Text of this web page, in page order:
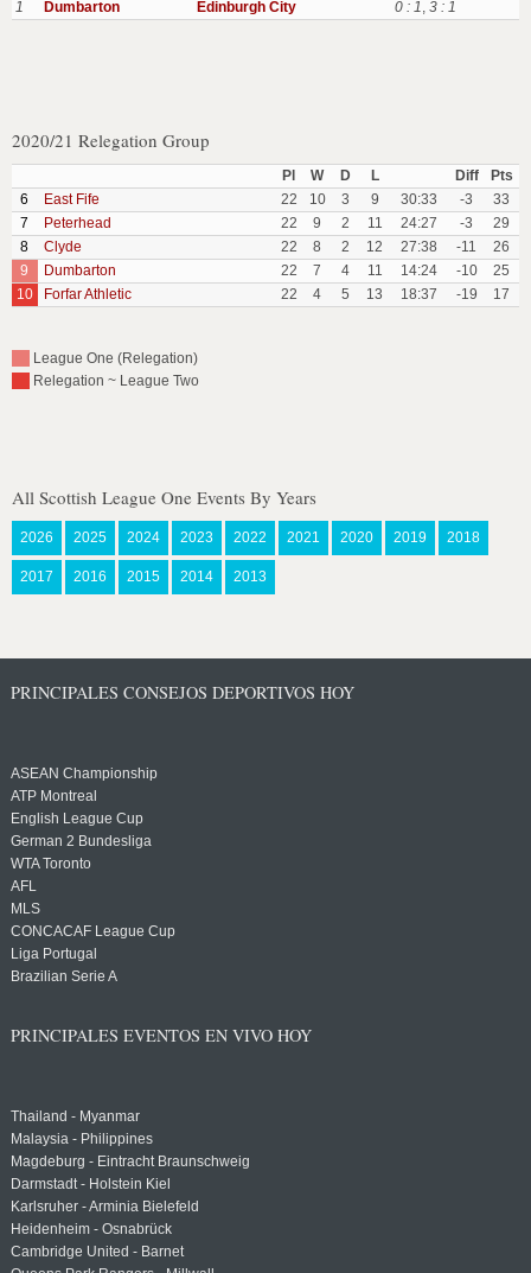
1 Dumbarton Edinburgh City 0 : 1, 3 : 1
2020/21 Relegation Group
Pl W D L Diff
Pts
6
East Fife 22 10 3 9 30:33 -3
33
7
Peterhead 22 9 2 11 24:27 -3
29
8
Clyde 22 8 2 12 27:38 -11
26
9
Dumbarton 22 7 4 11 14:24 -10
25
10
Forfar Athletic 22 4 5 13 18:37 -19 17
League One (Relegation)
Relegation ~ League Two
All Scottish League One Events By Years
2026 2025 2024 2023 2022 2021 2020 2019 2018
2017 2016 2015 2014 2013
PRINCIPALES CONSEJOS DEPORTIVOS HOY
ASEAN Championship
ATP Montreal
English League Cup
German 2 Bundesliga
WTA Toronto
AFL
MLS
CONCACAF League Cup
Liga Portugal
Brazilian Serie A
PRINCIPALES EVENTOS EN VIVO HOY
Thailand - Myanmar
Malaysia - Philippines
Magdeburg - Eintracht Braunschweig
Darmstadt - Holstein Kiel
Karlsruher - Arminia Bielefeld
Heidenheim - Osnabrück
Cambridge United - Barnet